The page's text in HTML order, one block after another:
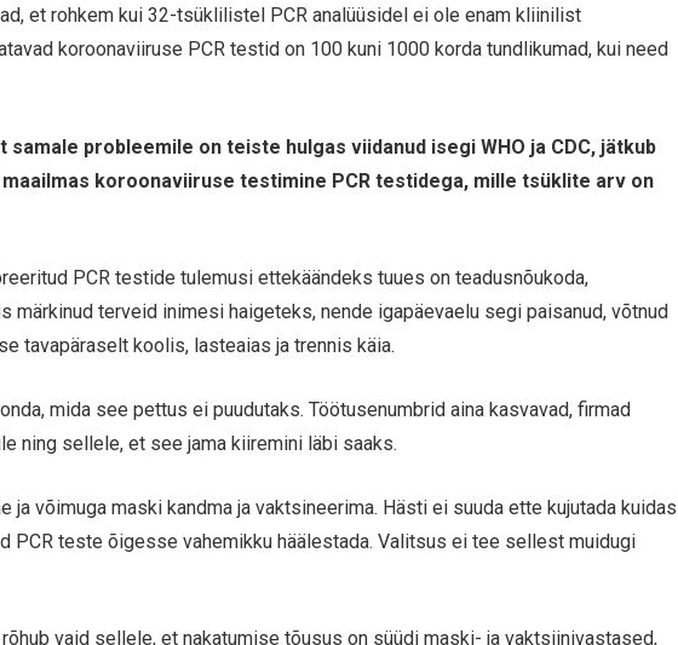
et rohkem kui 32-tsüklilistel PCR analüüsidel ei ole enam kliinilist
koroonaviiruse PCR testid on 100 kuni 1000 korda tundlikumad, kui need
probleemile on teiste hulgas viidanud isegi WHO ja CDC, jätkub
maailmas koroonaviiruse testimine PCR testidega, mille tsüklite arv on
PCR testide tulemusi ettekäändeks tuues on teadusnõukoda,
märkinud terveid inimesi haigeteks, nende igapäevaelu segi paisanud, võtnud
tavapäraselt koolis, lasteaias ja trennis käia.
mida see pettus ei puudutaks. Töötusenumbrid aina kasvavad, firmad
ning sellele, et see jama kiiremini läbi saaks.
ja võimuga maski kandma ja vaktsineerima. Hästi ei suuda ette kujutada kuidas
PCR teste õigesse vahemikku häälestada. Valitsus ei tee sellest muidugi
vaid sellele, et nakatumise tõusus on süüdi maski- ja vaktsiinivastased,